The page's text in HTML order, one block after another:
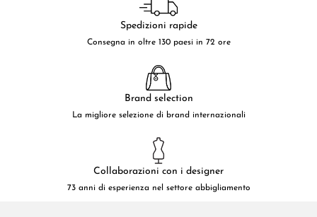
Spedizioni rapide
Consegna in oltre 130 paesi in 72 ore
Brand selection
La migliore selezione di brand internazionali
Collaborazioni con i designer
73 anni di esperienza nel settore abbigliamento